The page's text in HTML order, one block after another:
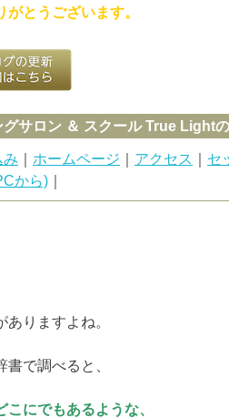
がとうございます。
グサロン ＆ スクール True Light
み ｜ ホームページ ｜ アクセス ｜ セ
から) ｜
ありますよね。
書で調べると、
こにでもあるような、